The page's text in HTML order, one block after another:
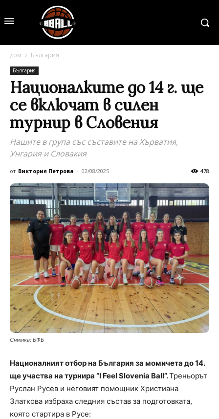
дом България
България
Националките до 14 г. ще
се включат в силен
турнир в Словения
Нашите в група със съставите на Хърватия,
Унгария и Словакия
от Виктория Петрова - 02/08/2025 478
Снимка: БФБ
Националният отбор на България за момичета до 14.
ще участва на турнира “I Feel Slovenia Ball”.Треньорът
Руслан Русев и неговият помощник Христиана
Златкова избраха следния състав за подготовката,
която стартира в Русе: